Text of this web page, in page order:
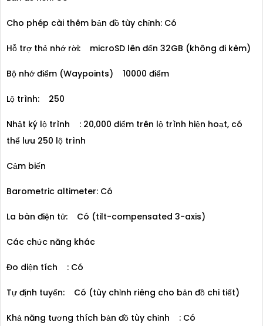
Cho phép cài thêm bản đồ tùy chỉnh: Có
Hỗ trợ thẻ nhớ rời: microSD lên đến 32GB (không đi kèm)
Bộ nhớ điểm (Waypoints) 10000 điểm
Lộ trình: 250
Nhật ký lộ trình : 20,000 điểm trên lộ trình hiện hoạt, có
thể lưu 250 lộ trình
Cảm biến
Barometric altimeter: Có
La bàn điện tử: Có (tilt-compensated 3-axis)
Các chức năng khác
Đo diện tích : Có
Tự định tuyến: Có (tùy chỉnh riêng cho bản đồ chi tiết)
Khả năng tương thích bản đồ tùy chỉnh : Có